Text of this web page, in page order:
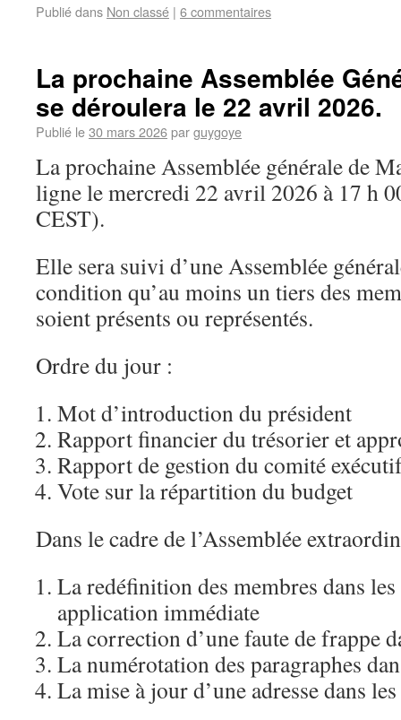
Publié dans Non classé | 6 commentaires
La prochaine Assemblée
se déroulera le 22 avril 2026.
Publié le30 mars 2026parguygoye
La prochaine Assemblée générale de
ligne le mercredi 22 avril 2026 à 17 h
CEST).
Elle sera suivi d’une Assemblée
condition qu’au moins un tiers des
soient présents ou représentés.
Ordre du jour :
Mot d’introduction du président
Rapport financier du trésorier et
Rapport de gestion du comité
Vote sur la répartition du budget
Dans le cadre de l’Assemblée
La redéfinition des membres dans les
application immédiate
La correction d’une faute de frappe
La numérotation des paragraphes
La mise à jour d’une adresse dans